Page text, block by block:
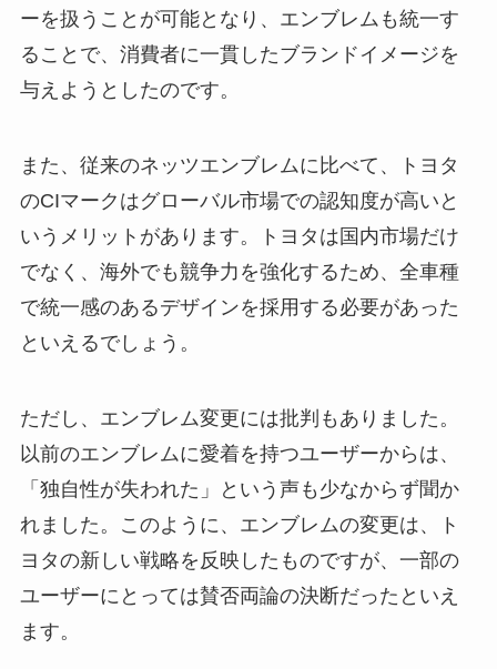
ーを扱うことが可能となり、エンブレムも統一す
ることで、消費者に一貫したブランドイメージを
与えようとしたのです。
また、従来のネッツエンブレムに比べて、トヨタ
のCIマークはグローバル市場での認知度が高いと
いうメリットがあります。トヨタは国内市場だけ
でなく、海外でも競争力を強化するため、全車種
で統一感のあるデザインを採用する必要があった
といえるでしょう。
ただし、エンブレム変更には批判もありました。
以前のエンブレムに愛着を持つユーザーからは、
「独自性が失われた」という声も少なからず聞か
れました。このように、エンブレムの変更は、ト
ヨタの新しい戦略を反映したものですが、一部の
ユーザーにとっては賛否両論の決断だったといえ
ます。